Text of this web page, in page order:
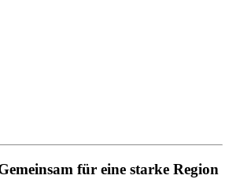
für eine starke Region